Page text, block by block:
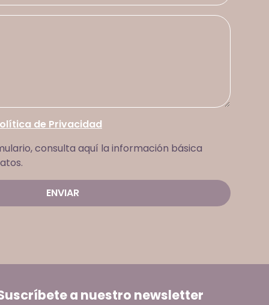
de Privacidad
consulta aquí la información básica
a nuestro newsletter